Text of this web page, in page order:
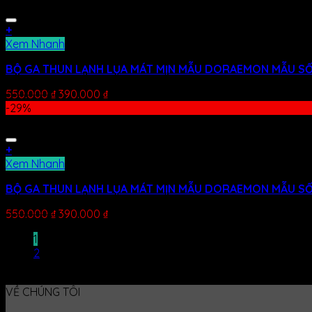
+
Xem Nhanh
BỘ GA THUN LẠNH LỤA MÁT MỊN MẪU DORAEMON MẪU
550.000 ₫ 390.000 ₫
-29%
+
Xem Nhanh
BỘ GA THUN LẠNH LỤA MÁT MỊN MẪU DORAEMON MẪU
550.000 ₫ 390.000 ₫
1
2
VỀ CHÚNG TÔI